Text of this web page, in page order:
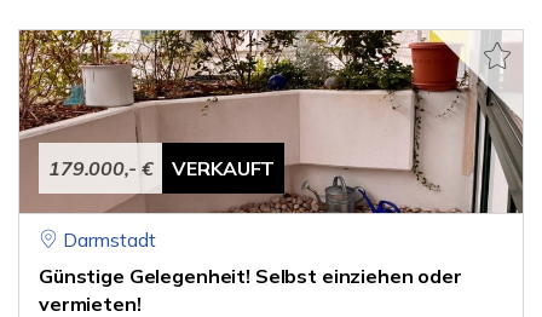
179.000,- € VERKAUFT
Darmstadt
Günstige Gelegenheit! Selbst einziehen oder
vermieten!